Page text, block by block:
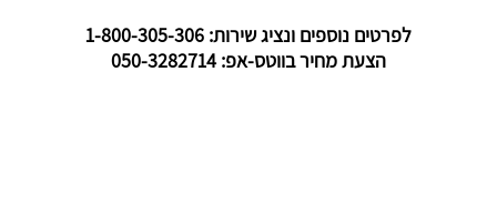
לפרטים נוספים ונציג שירות: 1-800-305-306
הצעת מחיר בווטס-אפ: 050-3282714